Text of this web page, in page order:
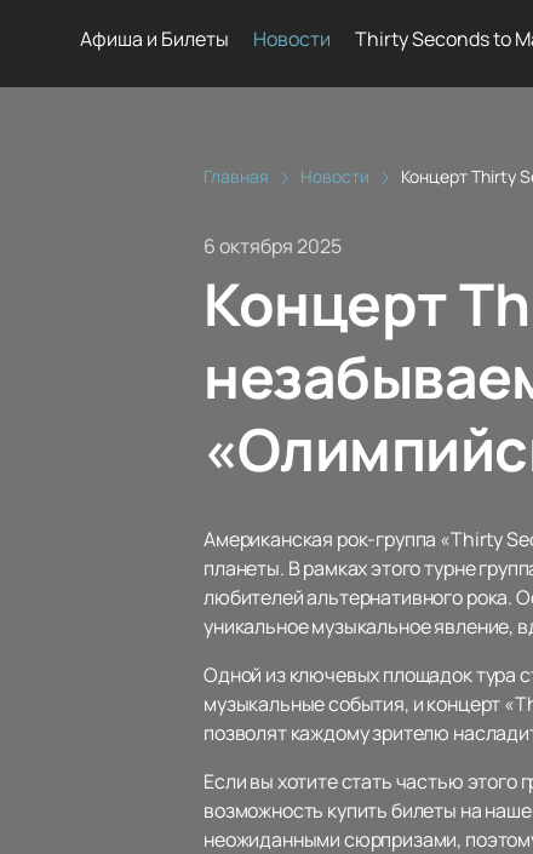
Афиша и Билеты Новости Thirty Seconds to
Главная Новости Концерт Thirty
6 октября 2025
Концерт
Американская рок-группа «Thirty
планеты. В рамках этого турне
любителей альтернативного рока.
уникальное музыкальное явление,
Одной из ключевых площадок тура
музыкальные события, и концерт
позволят каждому зрителю
Если вы хотите стать частью
возможность купить билеты на
неожиданными сюрпризами,